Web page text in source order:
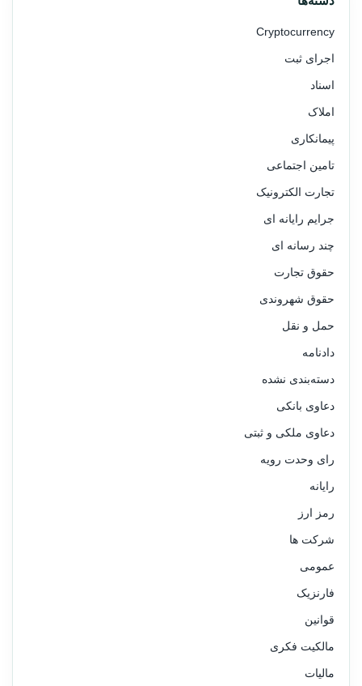
Cryptocurrency
اجرای ثبت
اسناد
املاک
پیمانکاری
تامین اجتماعی
تجارت الکترونیک
جرایم رایانه ای
چند رسانه ای
حقوق تجارت
حقوق شهروندی
حمل و نقل
دادنامه
دسته‌بندی نشده
دعاوی بانکی
دعاوی ملکی و ثبتی
رای وحدت رویه
رایانه
رمز ارز
شرکت ها
عمومی
فارنزیک
قوانین
مالکیت فکری
مالیات